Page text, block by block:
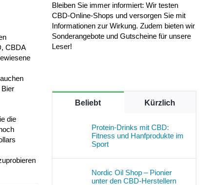
CBDA
Bier
die
Bleiben Sie immer informiert: Wir testen
CBD-Online-Shops und versorgen Sie mit
Informationen zur Wirkung. Zudem bieten wir
Sonderangebote und Gutscheine für unsere
Leser!
Beliebt Kürzlich
Protein-Drinks mit CBD:
Fitness und Hanfprodukte im
Sport
Nordic Oil Shop – Pionier
unter den CBD-Herstellern